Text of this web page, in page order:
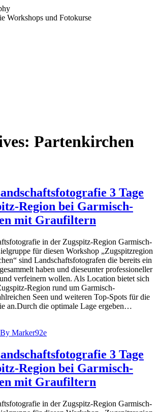
Workshops und Fotokurse
Partenkirchen
3 Tage
Region bei Garmisch-
mit Graufiltern
in der Zugspitz-Region Garmisch-
für diesen Workshop „Zugspitzregion
sind Landschaftsfotografen die bereits ein
haben und dieseunter professioneller
verfeinern wollen. Als Location bietet sich
Region rund um Garmisch-
Seen und weiteren Top-Spots für die
an.Durch die optimale Lage ergeben…
By Marker92e
3 Tage
Region bei Garmisch-
mit Graufiltern
in der Zugspitz-Region Garmisch-